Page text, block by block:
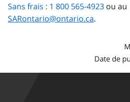
Sans frais : 1 800 565-4923 ou au
SARontario@ontario.ca.
Date de